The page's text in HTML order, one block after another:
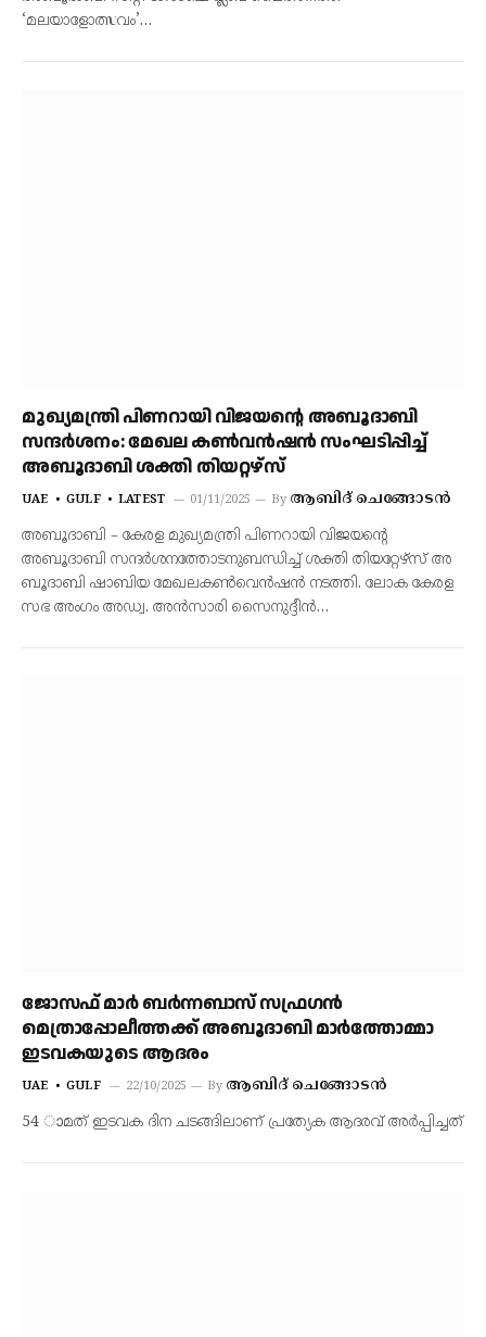
‘മലയാളോത്സവം’…
മുഖ്യമന്ത്രി പിണറായി വിജയന്റെ അബൂദാബി
സന്ദർശനം: മേഖല കൺവൻഷൻ സംഘടിപ്പിച്ച്
അബൂദാബി ശക്തി തിയറ്റഴ്സ്
UAE GULF LATEST 01/11/2025 By ആബിദ് ചെങ്ങോടൻ
അബൂദാബി – കേരള മുഖ്യമന്ത്രി പിണറായി വിജയന്‍റെ
അബൂദാബി സന്ദർശനത്തോടനുബന്ധിച്ച് ശ​ക്തി തി​യ​റ്റേ​ഴ്സ് അ​
ബൂദാബി ഷാ​ബി​യ മേ​ഖ​ലക​ൺ​വെ​ൻ​ഷ​ൻ ന​ട​ത്തി. ലോ​ക കേ​ര​ള​
സ​ഭ അം​ഗം അ​ഡ്വ. അ​ൻ​സാ​രി സൈ​നു​ദ്ദീ​ൻ…
ജോസഫ് മാർ ബർന്നബാസ്‌ സഫ്രഗൻ
മെത്രാപ്പോലീത്തക്ക് അബൂദാബി മാർത്തോമ്മാ
ഇടവകയുടെ ആദരം
UAE GULF 22/10/2025 By ആബിദ് ചെങ്ങോടൻ
54 ാമത് ഇടവക ദിന ചടങ്ങിലാണ് പ്രത്യേക ആദരവ് അർപ്പിച്ചത്